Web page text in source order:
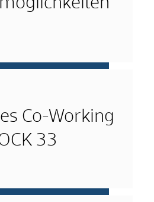
Co-Working
33